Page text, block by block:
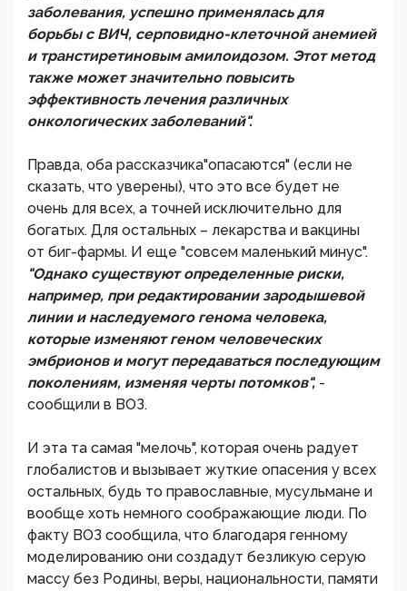
заболевания, успешно применялась для
борьбы с ВИЧ, серповидно-клеточной анемией
и транстиретиновым амилоидозом. Этот метод
также может значительно повысить
эффективность лечения различных
онкологических заболеваний".
Правда, оба рассказчика"опасаются" (если не
сказать, что уверены), что это все будет не
очень для всех, а точней исключительно для
богатых. Для остальных – лекарства и вакцины
от биг-фармы. И еще "совсем маленький минус".
"Однако существуют определенные риски,
например, при редактировании зародышевой
линии и наследуемого генома человека,
которые изменяют геном человеческих
эмбрионов и могут передаваться последующим
поколениям, изменяя черты потомков", -
сообщили в ВОЗ.
И эта та самая "мелочь", которая очень радует
глобалистов и вызывает жуткие опасения у всех
остальных, будь то православные, мусульмане и
вообще хоть немного соображающие люди. По
факту ВОЗ сообщила, что благодаря генному
моделированию они создадут безликую серую
массу без Родины, веры, национальности, памяти